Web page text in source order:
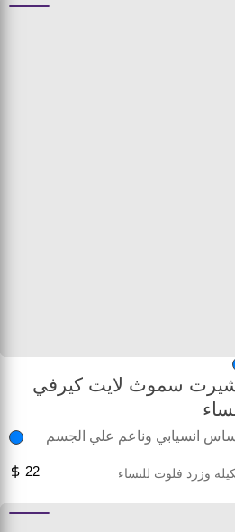
سموث لايت كيرفي
انسيابي وناعم علي الجسم
وزرد فلوت للنساء 22